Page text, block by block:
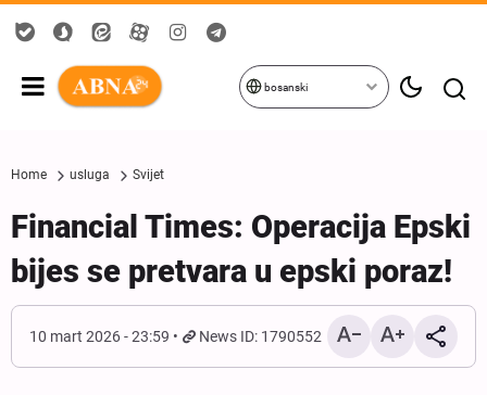
bosanski
Home usluga Svijet
Financial Times: Operacija Epski
bijes se pretvara u epski poraz!
10 mart 2026 - 23:59 News ID: 1790552